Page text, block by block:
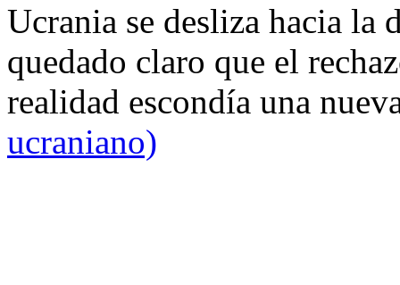
Ucrania se desliza hacia
quedado claro que el
realidad escondía una
ucraniano)